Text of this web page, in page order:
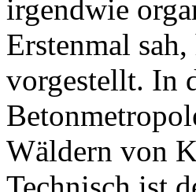
irgendwie
Erstenmal
vorgestellt. In
Wäldern von